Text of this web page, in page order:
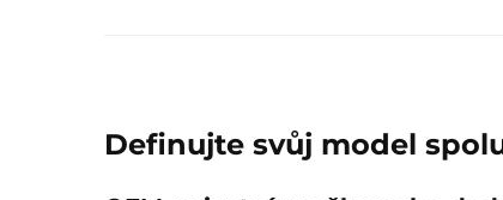
Definujte svůj model